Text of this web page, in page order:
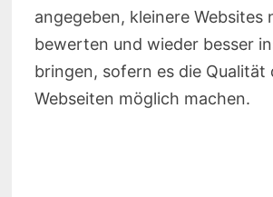
angegeben, kleinere Websites
bewerten und wieder besser
bringen, sofern es die Qualität
Webseiten möglich machen.